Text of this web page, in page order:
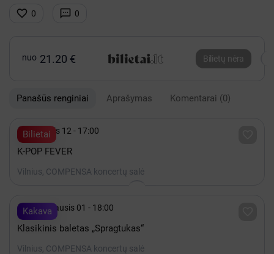
 0  0
nuo 21.20 € Bilietų nėra
Panašūs renginiai Aprašymas Komentarai (0)
Bilietai
 Rugsėjis 12 - 17:00
K-POP FEVER
Vilnius, COMPENSA koncertų salė
Kakava
 2027 Sausis 01 - 18:00
Klasikinis baletas „Spragtukas“
Vilnius, COMPENSA koncertų salė